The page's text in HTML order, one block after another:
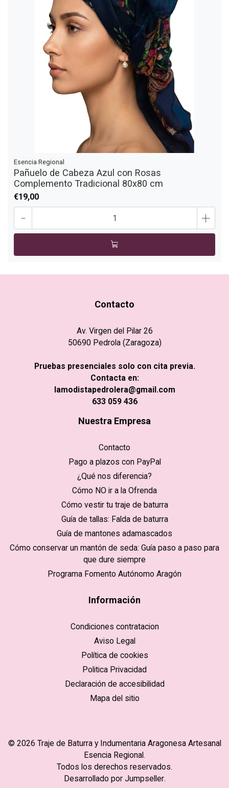
Esencia Regional
Pañuelo de Cabeza Azul con Rosas
Complemento Tradicional 80x80 cm
€19,00
- +
Contacto
Av. Virgen del Pilar 26
50690 Pedrola (Zaragoza)
Pruebas presenciales solo con cita previa.
Contacta en:
lamodistapedrolera@gmail.com
633 059 436
Nuestra Empresa
Contacto
Pago a plazos con PayPal
¿Qué nos diferencia?
Cómo NO ir a la Ofrenda
Cómo vestir tu traje de baturra
Guía de tallas: Falda de baturra
Guía de mantones adamascados
Cómo conservar un mantón de seda: Guía paso a paso para
que dure siempre
Programa Fomento Autónomo Aragón
Información
Condiciones contratacion
Aviso Legal
Política de cookies
Politica Privacidad
Declaración de accesibilidad
Mapa del sitio
© 2026 Traje de Baturra y Indumentaria Aragonesa Artesanal
Esencia Regional.
Todos los derechos reservados.
Desarrollado por Jumpseller.